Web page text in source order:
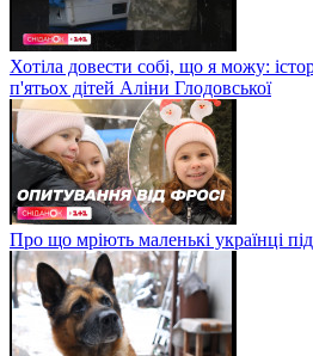
Хотіла довести собі, що я можу:
п'ятьох дітей Аліни Глодовської
Про що мріють маленькі українці